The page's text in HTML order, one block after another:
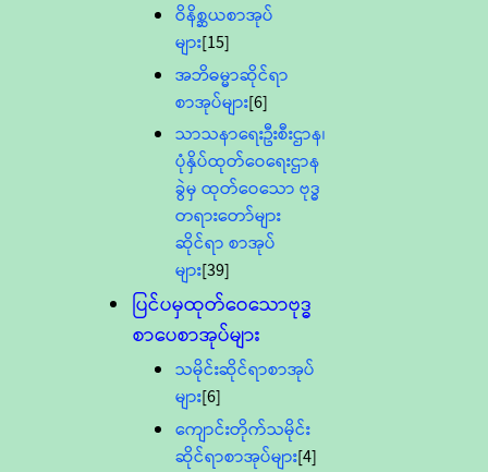
ဝိနိစ္ဆယစာအုပ်
များ[15]
အဘိဓမ္မာဆိုင်ရာ
စာအုပ်များ[6]
သာသနာရေးဦးစီးဌာန၊
ပုံနှိပ်ထုတ်ဝေရေးဌာန
ခွဲမှ ထုတ်ဝေသော ဗုဒ္ဓ
တရားတော်များ
ဆိုင်ရာ စာအုပ်
များ[39]
ပြင်ပမှထုတ်ဝေသောဗုဒ္ဓ
စာပေစာအုပ်များ
သမိုင်းဆိုင်ရာစာအုပ်
များ[6]
ကျောင်းတိုက်သမိုင်း
ဆိုင်ရာစာအုပ်များ[4]